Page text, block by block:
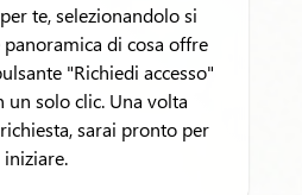
te, selezionandolo si
di cosa offre
"Richiedi accesso"
un solo clic. Una volta
sarai pronto per
iniziare.